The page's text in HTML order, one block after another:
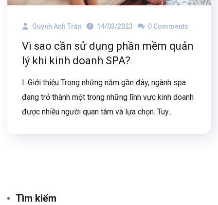
Quỳnh Anh Trần 14/03/2023 0 Comments
Vì sao cần sử dụng phần mềm quản
lý khi kinh doanh SPA?
I. Giới thiệu Trong những năm gần đây, ngành spa
đang trở thành một trong những lĩnh vực kinh doanh
được nhiều người quan tâm và lựa chọn. Tuy...
Tìm kiếm